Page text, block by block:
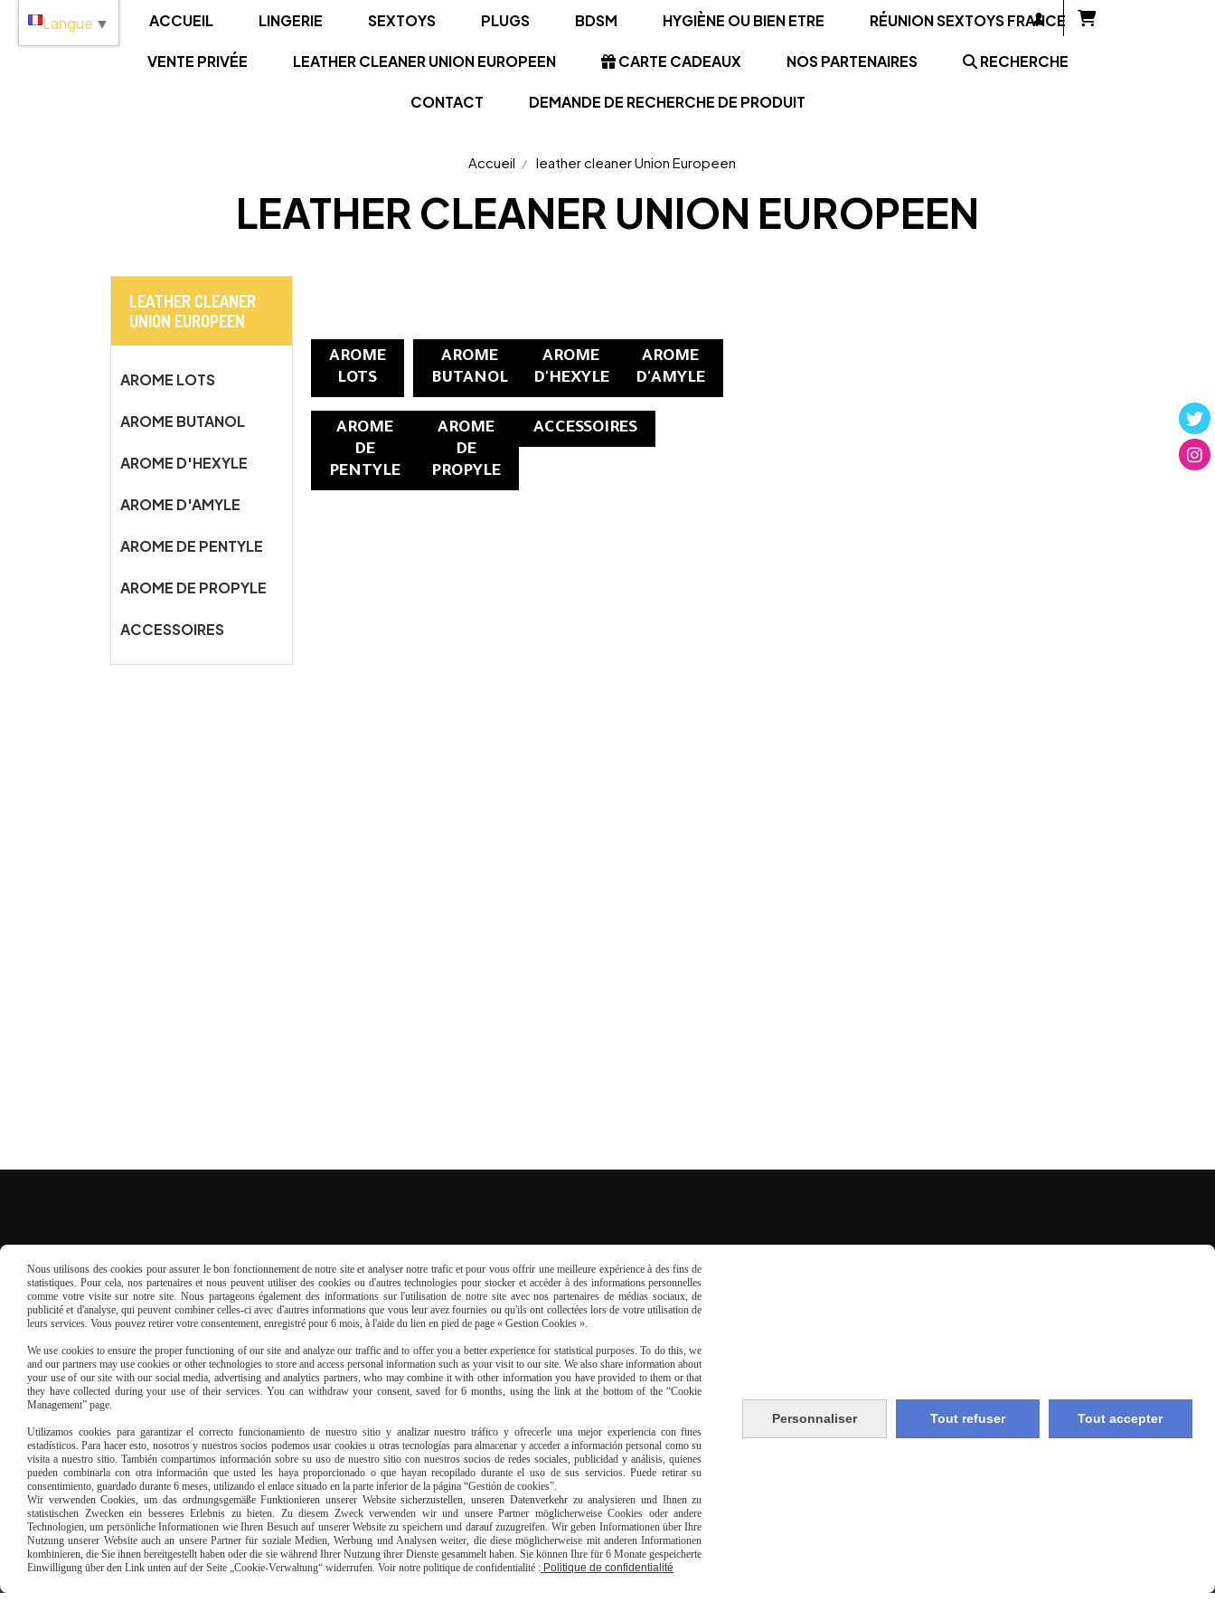
ACCUEIL LINGERIE SEXTOYS PLUGS BDSM HYGIÈNE OU BIEN ETRE RÉUNION SEXTOYS FRANCE
VENTE PRIVÉE LEATHER CLEANER UNION EUROPEEN CARTE CADEAUX NOS PARTENAIRES RECHERCHE
CONTACT DEMANDE DE RECHERCHE DE PRODUIT
LEATHER CLEANER
UNION EUROPEEN
AROME LOTS
AROME BUTANOL
AROME D'HEXYLE
AROME D'AMYLE
AROME DE PENTYLE
AROME DE PROPYLE
ACCESSOIRES
Accueil leather cleaner Union Europeen
LEATHER CLEANER UNION EUROPEEN
AROME
LOTS
AROME
BUTANOL
AROME
D'HEXYLE
AROME
D'AMYLE
AROME
DE
PENTYLE
AROME
DE
PROPYLE
ACCESSOIRES
REUNION SEXTOY
Réservez
une réunion sextoys
en France
REMPLISSEZ LE FORMULAIRE
Partenaires
depuis le formulaire
CONTACT
Paiement sécurisé
Langue ▼
Nous utilisons des cookies pour assurer le bon fonctionnement de notre site et analyser notre trafic et pour vous offrir une meilleure expérience à des fins de
statistiques. Pour cela, nos partenaires et nous peuvent utiliser des cookies ou d'autres technologies pour stocker et accéder à des informations personnelles
comme votre visite sur notre site. Nous partageons également des informations sur l'utilisation de notre site avec nos partenaires de médias sociaux, de
publicité et d'analyse, qui peuvent combiner celles-ci avec d'autres informations que vous leur avez fournies ou qu'ils ont collectées lors de votre utilisation de
leurs services. Vous pouvez retirer votre consentement, enregistré pour 6 mois, à l'aide du lien en pied de page « Gestion Cookies ».
We use cookies to ensure the proper functioning of our site and analyze our traffic and to offer you a better experience for statistical purposes. To do this, we
and our partners may use cookies or other technologies to store and access personal information such as your visit to our site. We also share information about
your use of our site with our social media, advertising and analytics partners, who may combine it with other information you have provided to them or that
they have collected during your use of their services. You can withdraw your consent, saved for 6 months, using the link at the bottom of the “Cookie
Management” page.
Utilizamos cookies para garantizar el correcto funcionamiento de nuestro sitio y analizar nuestro tráfico y ofrecerle una mejor experiencia con fines
estadísticos. Para hacer esto, nosotros y nuestros socios podemos usar cookies u otras tecnologías para almacenar y acceder a información personal como su
visita a nuestro sitio. También compartimos información sobre su uso de nuestro sitio con nuestros socios de redes sociales, publicidad y análisis, quienes
pueden combinarla con otra información que usted les haya proporcionado o que hayan recopilado durante el uso de sus servicios. Puede retirar su
consentimiento, guardado durante 6 meses, utilizando el enlace situado en la parte inferior de la página “Gestión de cookies”.
Wir verwenden Cookies, um das ordnungsgemäße Funktionieren unserer Website sicherzustellen, unseren Datenverkehr zu analysieren und Ihnen zu
statistischen Zwecken ein besseres Erlebnis zu bieten. Zu diesem Zweck verwenden wir und unsere Partner möglicherweise Cookies oder andere
Technologien, um persönliche Informationen wie Ihren Besuch auf unserer Website zu speichern und darauf zuzugreifen. Wir geben Informationen über Ihre
Nutzung unserer Website auch an unsere Partner für soziale Medien, Werbung und Analysen weiter, die diese möglicherweise mit anderen Informationen
kombinieren, die Sie ihnen bereitgestellt haben oder die sie während Ihrer Nutzung ihrer Dienste gesammelt haben. Sie können Ihre für 6 Monate gespeicherte
Einwilligung über den Link unten auf der Seite „Cookie-Verwaltung“ widerrufen. Voir notre politique de confidentialité : Politique de confidentialité
Personnaliser Tout refuser Tout accepter